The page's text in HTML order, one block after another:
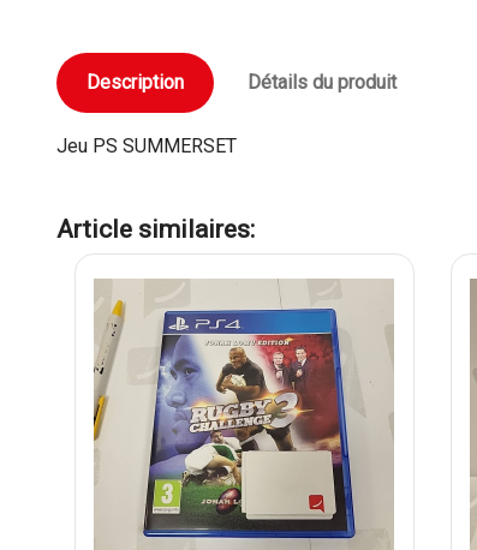
Description Détails du produit
Jeu PS SUMMERSET
Article similaires: